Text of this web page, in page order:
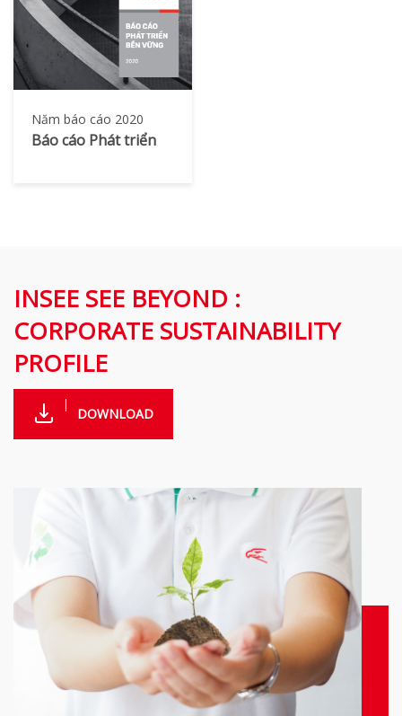
Năm báo cáo 2020
Báo cáo Phát triển
INSEE SEE BEYOND :
CORPORATE SUSTAINABILITY
PROFILE
DOWNLOAD